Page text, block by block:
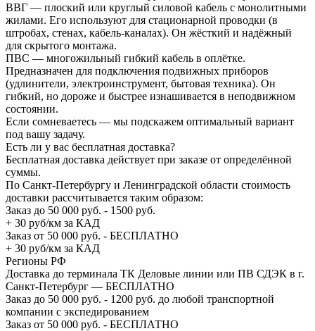
ВВГ — плоский или круглый силовой кабель с монолитными
жилами. Его используют для стационарной проводки (в
штробах, стенах, кабель-каналах). Он жёсткий и надёжный
для скрытого монтажа.
ПВС — многожильный гибкий кабель в оплётке.
Предназначен для подключения подвижных приборов
(удлинители, электроинструмент, бытовая техника). Он
гибкий, но дороже и быстрее изнашивается в неподвижном
состоянии.
Если сомневаетесь — мы подскажем оптимальный вариант
под вашу задачу.
Есть ли у вас бесплатная доставка?
Бесплатная доставка действует при заказе от определённой
суммы.
По Санкт-Петербургу и Ленинградской области стоимость
доставки рассчитывается таким образом:
Заказ до 50 000 руб. - 1500 руб.
+ 30 руб/км за КАД
Заказ от 50 000 руб. - БЕСПЛАТНО
+ 30 руб/км за КАД
Регионы РФ
Доставка до терминала ТК Деловые линии или ПВ СДЭК в г.
Санкт-Петербург — БЕСПЛАТНО
Заказ до 50 000 руб. - 1200 руб. до любой транспортной
компании с экспедированием
Заказ от 50 000 руб. - БЕСПЛАТНО